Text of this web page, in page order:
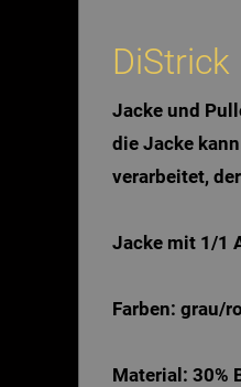
Jacke und
die Jacke
verarbeitet,
Jacke mit 1/1
Farben: grau/
Material: 30%